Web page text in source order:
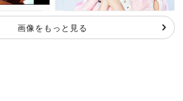
画像をもっと見る